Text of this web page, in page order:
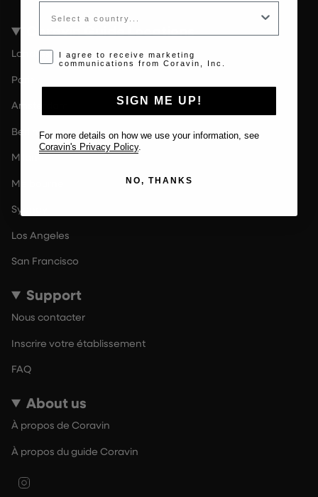
Coravin Guide Locations
Londres
Paris
Amsterdam
Berlin
Milan
Melbourne
Sydney
Los Angeles
San Francisco
Support
Nous contacter
Inscrire votre établissement
FAQ
About us
À propos de Coravin
À propos du guide Coravin
Country
Opt-in disclaimer
I agree to receive marketing
communications from Coravin, Inc.
SIGN ME UP!
For more details on how we use your information, see
Coravin's Privacy Policy.
NO, THANKS